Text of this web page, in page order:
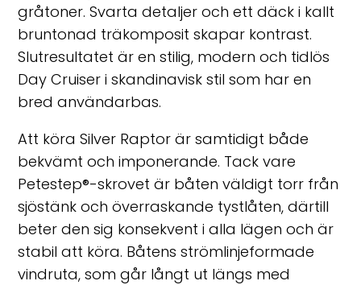
gråtoner. Svarta detaljer och ett däck i kallt
bruntonad träkomposit skapar kontrast.
Slutresultatet är en stilig, modern och tidlös
Day Cruiser i skandinavisk stil som har en
bred användarbas.
Att köra Silver Raptor är samtidigt både
bekvämt och imponerande. Tack vare
Petestep®-skrovet är båten väldigt torr från
sjöstänk och överraskande tystlåten, därtill
beter den sig konsekvent i alla lägen och är
stabil att köra. Båtens strömlinjeformade
vindruta, som går långt ut längs med